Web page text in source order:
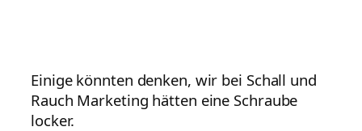
Einige könnten denken, wir bei Schall und
Rauch Marketing hätten eine Schraube
locker.